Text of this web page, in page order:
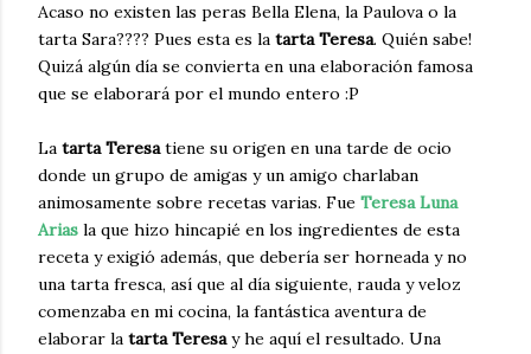
Acaso no existen las peras Bella Elena, la Paulova o la
tarta Sara???? Pues esta es la tarta Teresa. Quién sabe!
Quizá algún día se convierta en una elaboración famosa
que se elaborará por el mundo entero :P
La tarta Teresatiene su origen en una tarde de ocio
donde un grupo de amigas y un amigo charlaban
animosamente sobre recetas varias. Fue Teresa Luna
Arias la que hizo hincapié en los ingredientes de esta
receta y exigió además, que debería ser horneada y no
una tarta fresca, así que al día siguiente, rauda y veloz
comenzaba en mi cocina, la fantástica aventura de
elaborar la tarta Teresay he aquí el resultado. Una